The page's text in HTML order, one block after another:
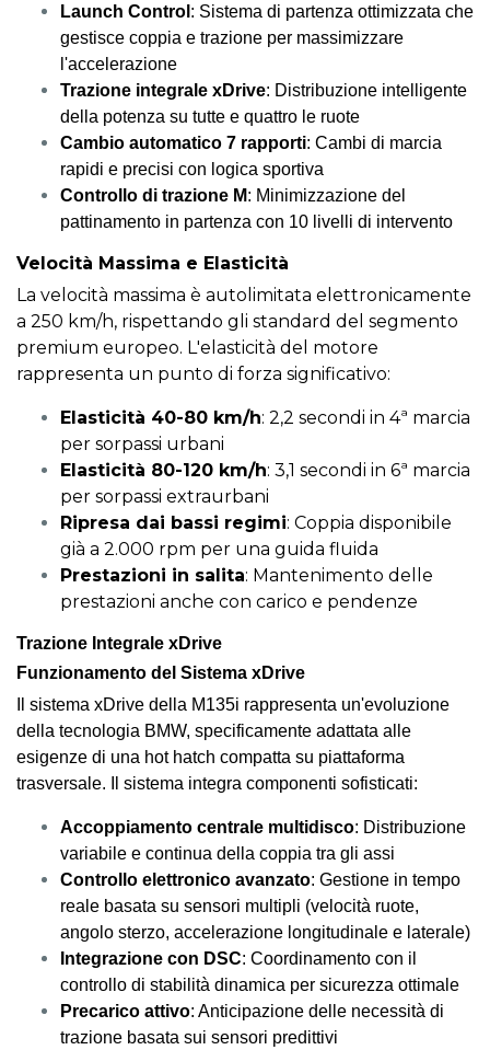
Launch Control : Sistema di partenza ottimizzata che
gestisce coppia e trazione per massimizzare
l'accelerazione
Trazione integrale xDrive: Distribuzione intelligente
della potenza su tutte e quattro le ruote
Cambio automatico 7 rapporti: Cambi di marcia
rapidi e precisi con logica sportiva
Controllo di trazione M: Minimizzazione del
pattinamento in partenza con 10 livelli di intervento
Velocità Massima e Elasticità
La velocità massima è autolimitata elettronicamente
a 250 km/h, rispettando gli standard del segmento
premium europeo. L'elasticità del motore
rappresenta un punto di forza significativo:
Elasticità 40-80 km/h: 2,2 secondi in 4ª marcia
per sorpassi urbani
Elasticità 80-120 km/h: 3,1 secondi in 6ª marcia
per sorpassi extraurbani
Ripresa dai bassi regimi: Coppia disponibile
già a 2.000 rpm per una guida fluida
Prestazioni in salita: Mantenimento delle
prestazioni anche con carico e pendenze
Trazione Integrale xDrive
Funzionamento del Sistema xDrive
Il sistema xDrive della M135i rappresenta un'evoluzione
della tecnologia BMW, specificamente adattata alle
esigenze di una hot hatch compatta su piattaforma
trasversale. Il sistema integra componenti sofisticati:
Accoppiamento centrale multidisco: Distribuzione
variabile e continua della coppia tra gli assi
Controllo elettronico avanzato: Gestione in tempo
reale basata su sensori multipli (velocità ruote,
angolo sterzo, accelerazione longitudinale e laterale)
Integrazione con DSC: Coordinamento con il
controllo di stabilità dinamica per sicurezza ottimale
Precarico attivo: Anticipazione delle necessità di
trazione basata sui sensori predittivi